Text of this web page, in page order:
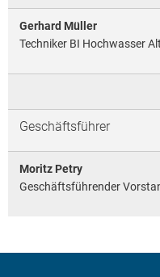
Gerhard Müller
Techniker BI Hochwasser
Geschäftsführer
Moritz Petry
Geschäftsführender